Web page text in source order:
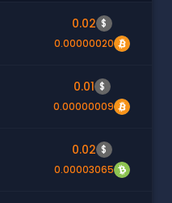
0.02 $
0.00000020
0.01 $
0.00000009
0.02 $
0.00003065